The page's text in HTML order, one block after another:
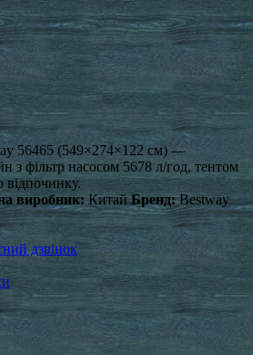
56465 (549×274×122 см) —
з фільтр насосом 5678 л/год, тентом
відпочинку.
виробник:Китай Бренд:Bestway
дзвінок